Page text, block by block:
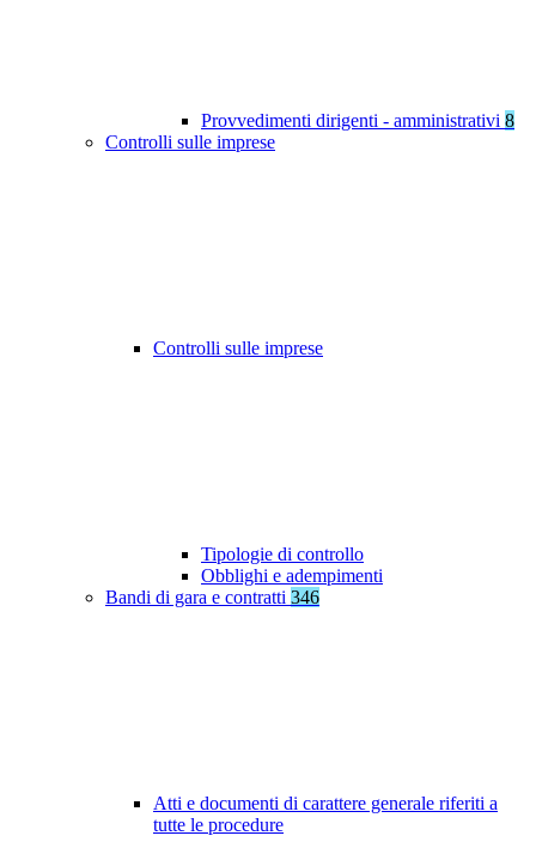
Provvedimenti dirigenti - amministrativi 8
Controlli sulle imprese
Controlli sulle imprese
Tipologie di controllo
Obblighi e adempimenti
Bandi di gara e contratti 346
Atti e documenti di carattere generale riferiti a
tutte le procedure